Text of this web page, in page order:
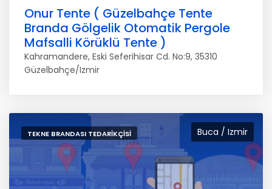
Onur Tente ( Güzelbahçe Tente
Branda Gölgelik Otomatik Pergole
Mafsalli Körüklü Tente )
Kahramandere, Eski Seferihisar Cd. No:9, 35310
Güzelbahçe/Izmir
Buca / Izmir
TEKNE BRANDASI TEDARIKÇISI